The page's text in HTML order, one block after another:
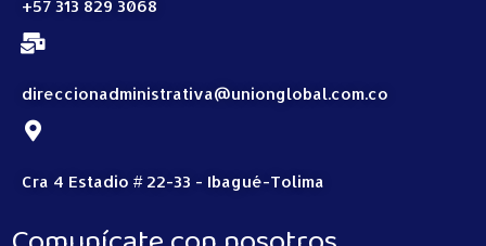
+57 313 829 3068
direccionadministrativa@unionglobal.com.co
Cra 4 Estadio # 22-33 - Ibagué-Tolima